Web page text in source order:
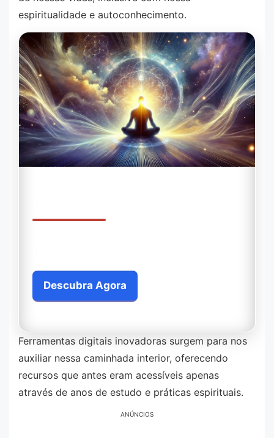
espiritualidade e autoconhecimento.
Descubra Agora
Ferramentas digitais inovadoras surgem para nos
auxiliar nessa caminhada interior, oferecendo
recursos que antes eram acessíveis apenas
através de anos de estudo e práticas espirituais.
ANÚNCIOS